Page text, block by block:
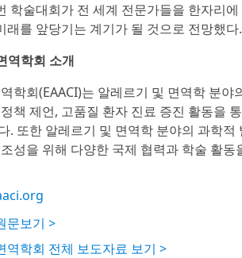
학술대회가 전 세계 전문가들을 한자리
래를 앞당기는 계기가 될 것으로 전망했다.
역학회 소개
학회(EAACI)는 알레르기 및 면역학 분
책 제언, 고품질 환자 진료 증진 활동을
. 또한 알레르기 및 면역학 분야의 과학
성을 위해 다양한 국제 협력과 학술 활동
문보기 >
역학회 전체 보도자료 보기 >